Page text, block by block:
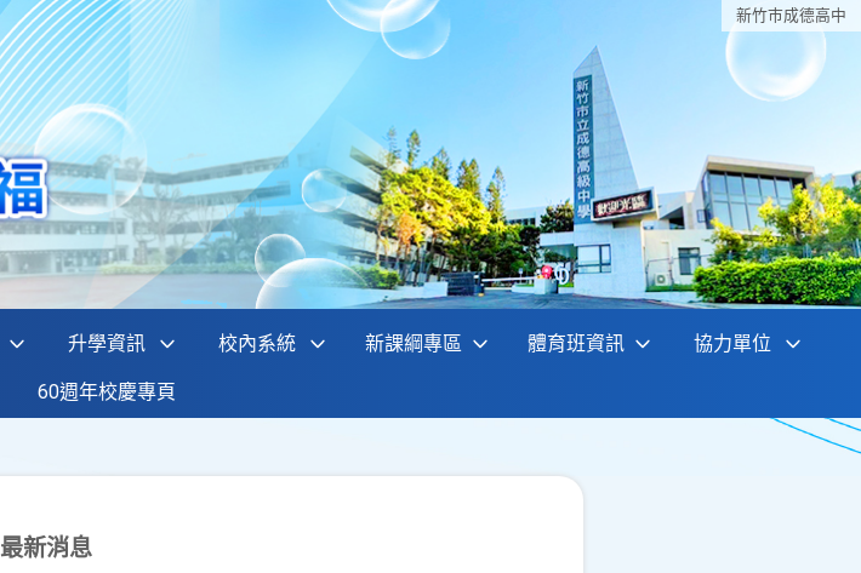
新竹巿成德高中
升學資訊 校內系統 新課綱專區 體育班資訊 協力單位
60週年校慶專頁
最新消息